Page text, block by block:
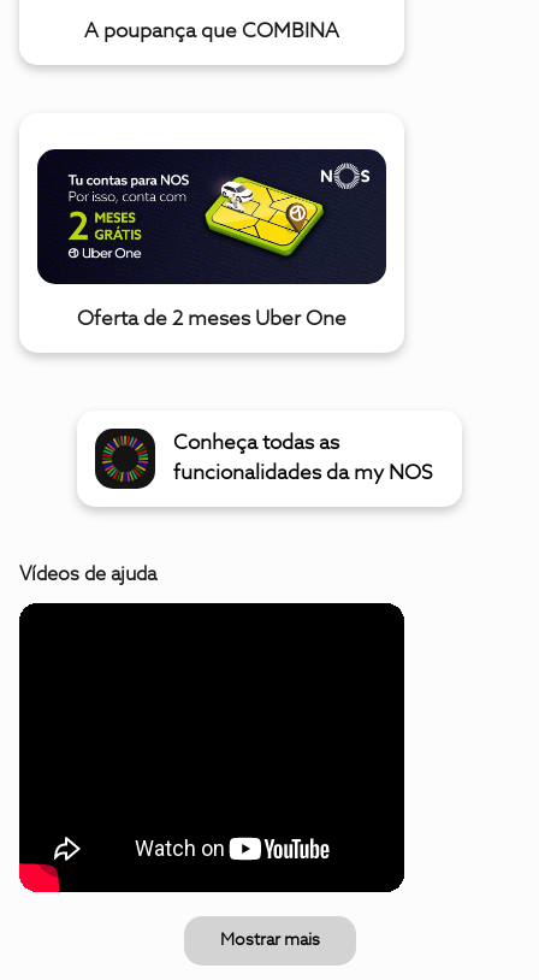
A poupança que COMBINA
Oferta de 2 meses Uber One
Conheça todas as
funcionalidades da my NOS
Vídeos de ajuda
Mostrar mais